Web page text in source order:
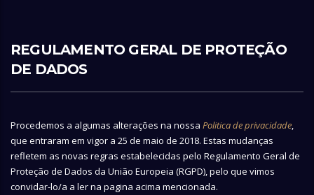
REGULAMENTO GERAL DE PROTEÇÃO
DE DADOS
Procedemos a algumas alterações na nossa Politica de privacidade,
que entraram em vigor a 25 de maio de 2018. Estas mudanças
refletem as novas regras estabelecidas pelo Regulamento Geral de
Proteção de Dados da União Europeia (RGPD), pelo que vimos
convidar-lo/a a ler na pagina acima mencionada.